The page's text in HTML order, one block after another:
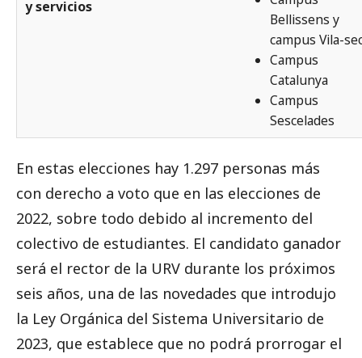
y servicios
Bellissens y
campus Vila-
Campus
Catalunya
Campus
Sescelades
En estas elecciones hay 1.297 personas más
con derecho a voto que en las elecciones de
2022, sobre todo debido al incremento del
colectivo de estudiantes. El candidato ganador
será el rector de la URV durante los próximos
seis años, una de las novedades que introdujo
la Ley Orgánica del Sistema Universitario de
2023, que establece que no podrá prorrogar el